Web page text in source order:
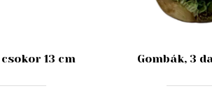
13 cm Gombák, 3